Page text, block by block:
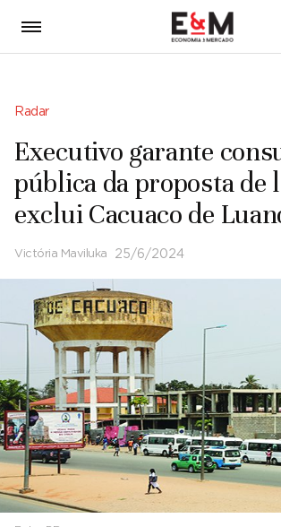
Radar
Executivo garante
pública da proposta de
exclui Cacuaco de
Victória Maviluka 25/6/2024